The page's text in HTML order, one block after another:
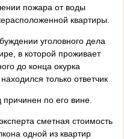
пожара от воды
квартиры.
уголовного дела
в которой проживает
до конца окурка
только ответчик
причинен по его вине.
сметная стоимость
одной из квартир